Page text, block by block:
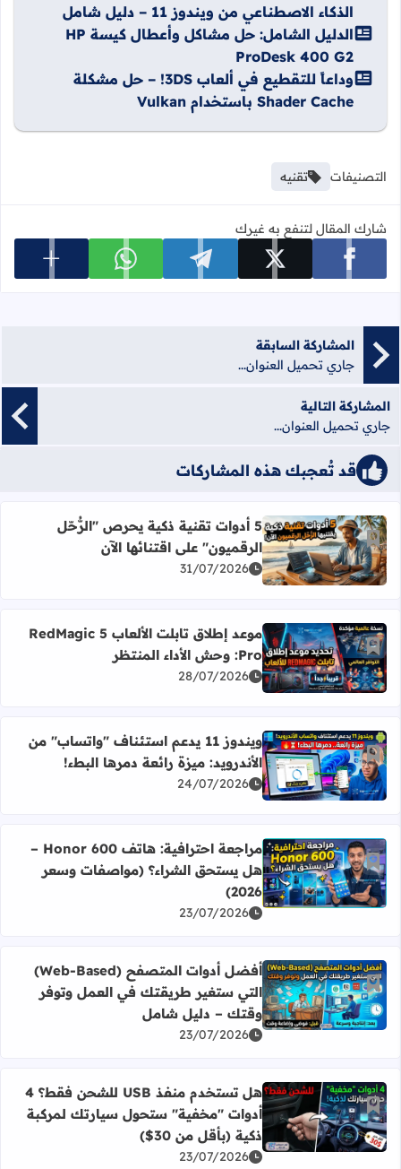
الذكاء الاصطناعي من ويندوز 11 – دليل شامل
الدليل الشامل: حل مشاكل وأعطال كيسة HP
ProDesk 400 G2
وداعاً للتقطيع في ألعاب 3DS! – حل مشكلة
Shader Cache باستخدام Vulkan
التصنيفات تقنيه
شارك المقال لتنفع به غيرك
شارك على facebook شارك على x شارك على telegram شارك على whatsapp عرض
المشاركة السابقة
جاري تحميل العنوان...
المشاركة التالية
جاري تحميل العنوان...
قد تُعجبك هذه المشاركات
أضف إلى العلامات المرجعية
اقرأ المزيد عن 5 أدوات تقنية ذكية يحرص "الرُّحّل الرقميون" على اقتنائها الآن
5 أدوات تقنية ذكية يحرص "الرُّحّل
الرقميون" على اقتنائها الآن
31/07/2026
أضف إلى العلامات المرجعية
اقرأ المزيد عن موعد إطلاق تابلت الألعاب RedMagic 5 Pro: وحش الأداء المنتظر
موعد إطلاق تابلت الألعاب RedMagic 5
Pro: وحش الأداء المنتظر
28/07/2026
أضف إلى العلامات المرجعية
اقرأ المزيد عن ويندوز 11 يدعم استئناف "واتساب" من الأندرويد: ميزة رائعة دمرها البطء!
ويندوز 11 يدعم استئناف "واتساب" من
الأندرويد: ميزة رائعة دمرها البطء!
24/07/2026
أضف إلى العلامات المرجعية
اقرأ المزيد عن مراجعة احترافية: هاتف Honor 600 – هل يستحق الشراء؟ (مواصفات وسعر 2026)
مراجعة احترافية: هاتف Honor 600 –
هل يستحق الشراء؟ (مواصفات وسعر
2026)
23/07/2026
أضف إلى العلامات المرجعية
اقرأ المزيد عن أفضل أدوات المتصفح (Web-Based) التي ستغير طريقتك في العمل وتوفر وقتك – دليل شامل
أفضل أدوات المتصفح (Web-Based)
التي ستغير طريقتك في العمل وتوفر
وقتك – دليل شامل
23/07/2026
أضف إلى العلامات المرجعية
اقرأ المزيد عن هل تستخدم منفذ USB للشحن فقط؟ 4 أدوات "مخفية" ستحول سيارتك لمركبة ذكية (بأقل من 30$)
هل تستخدم منفذ USB للشحن فقط؟ 4
أدوات "مخفية" ستحول سيارتك لمركبة
ذكية (بأقل من 30$)
23/07/2026